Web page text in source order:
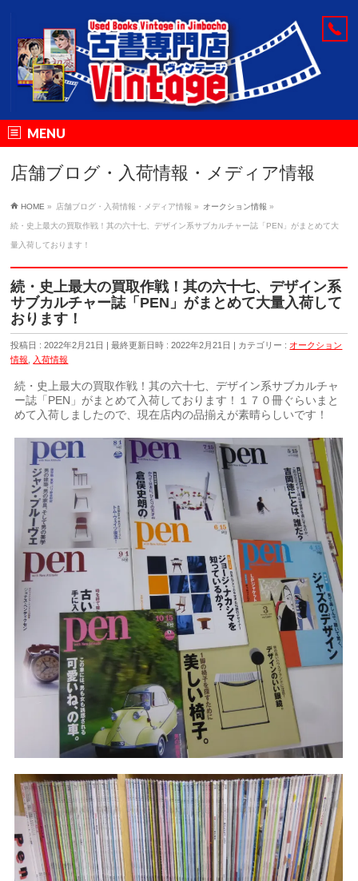
MENU
店舗ブログ・入荷情報・メディア情報
HOME » 店舗ブログ・入荷情報・メディア情報 » オークション情報 »
続・史上最大の買取作戦！其の六十七、デザイン系サブカルチャー誌「PEN」がまとめて大
量入荷しております！
続・史上最大の買取作戦！其の六十七、デザイン系
サブカルチャー誌「PEN」がまとめて大量入荷して
おります！
投稿日 : 2022年2月21日 最終更新日時 : 2022年2月21日 カテゴリー : オークション
情報, 入荷情報
続・史上最大の買取作戦！其の六十七、デザイン系サブカルチャ
ー誌「PEN」がまとめて入荷しております！１７０冊ぐらいまと
めて入荷しましたので、現在店内の品揃えが素晴らしいです！